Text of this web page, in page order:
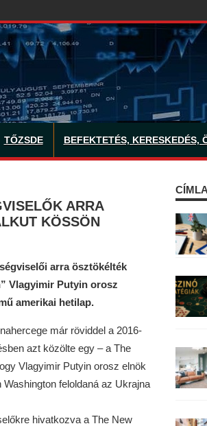
TŐZSDE BEFEKTETÉS, KERESKEDÉS,
ARRA
KÖSSÖN
arra ösztökélték
Vlagyimir Putyin orosz
amerikai hetilap.
már röviddel a 2016-
azt közölte egy – a The
Vlagyimir Putyin orosz elnök
feloldaná az Ukrajna
hivatkozva a The New